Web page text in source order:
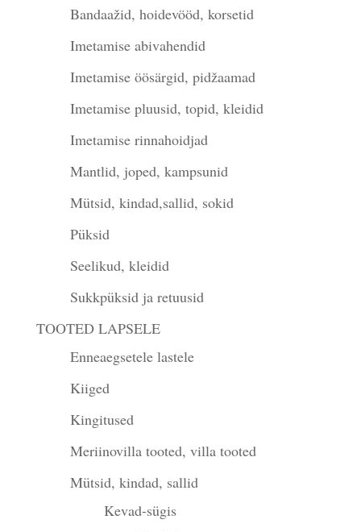
Bandaažid, hoidevööd, korsetid
Imetamise abivahendid
Imetamise öösärgid, pidžaamad
Imetamise pluusid, topid, kleidid
Imetamise rinnahoidjad
Mantlid, joped, kampsunid
Mütsid, kindad,sallid, sokid
Püksid
Seelikud, kleidid
Sukkpüksid ja retuusid
TOOTED LAPSELE
Enneaegsetele lastele
Kiiged
Kingitused
Meriinovilla tooted, villa tooted
Mütsid, kindad, sallid
Kevad-sügis